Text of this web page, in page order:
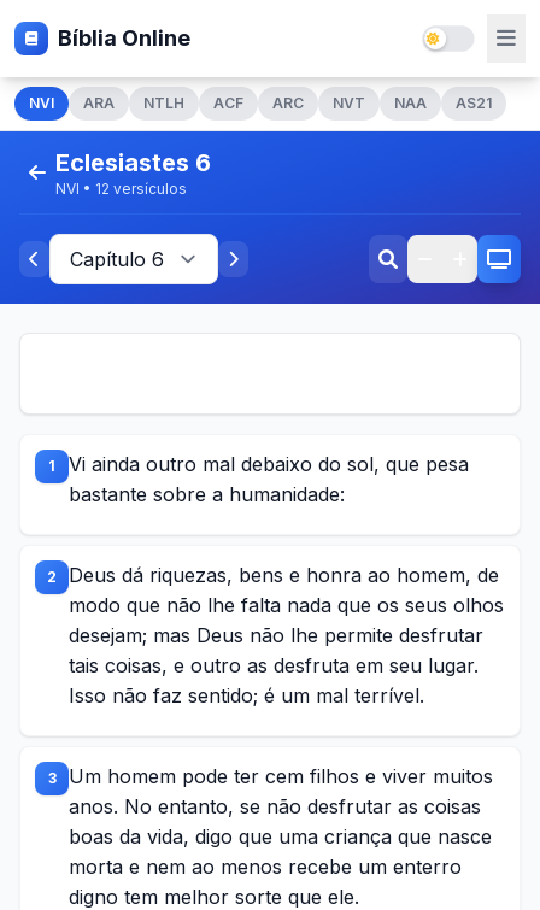
Bíblia Online
NVI ARA NTLH ACF ARC NVT NAA AS21
Eclesiastes 6
NVI • 12 versículos
1
Vi ainda outro mal debaixo do sol, que pesa
bastante sobre a humanidade:
2
Deus dá riquezas, bens e honra ao homem, de
modo que não lhe falta nada que os seus olhos
desejam; mas Deus não lhe permite desfrutar
tais coisas, e outro as desfruta em seu lugar.
Isso não faz sentido; é um mal terrível.
3
Um homem pode ter cem filhos e viver muitos
anos. No entanto, se não desfrutar as coisas
boas da vida, digo que uma criança que nasce
morta e nem ao menos recebe um enterro
digno tem melhor sorte que ele.